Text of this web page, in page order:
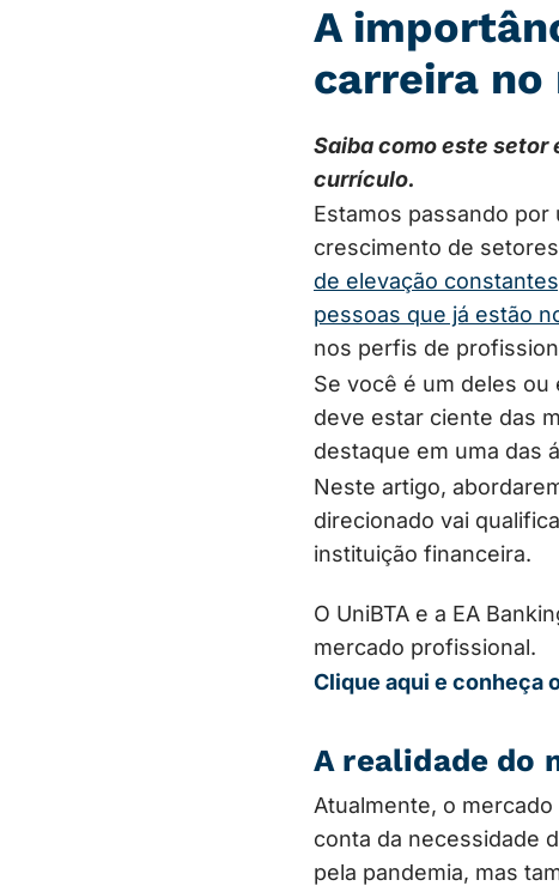
A
carreira no
Saiba como este setor
currículo.
Estamos passando
crescimento de
de elevação
pessoas que já estão
nos perfis de
Se você é um deles
deve estar ciente das
destaque em uma das
Neste artigo,
direcionado vai
instituição financeira.
O UniBTA e a EA
mercado profissional.
Clique aqui e conheça
A realidade do
Atualmente, o
conta da necessidade
pela pandemia, mas